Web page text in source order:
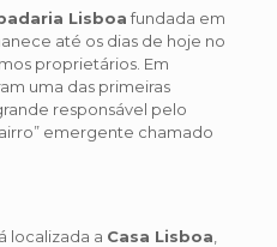
Lisboafundada em
até os dias de hoje no
proprietários. Em
uma das primeiras
responsável pelo
emergente chamado
localizada a Casa Lisboa